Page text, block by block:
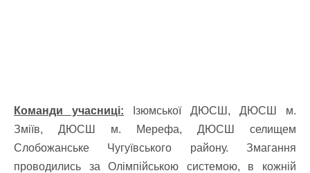
Команди учасниці: Ізюмської ДЮСШ, ДЮСШ м.
Зміїв, ДЮСШ м. Мерефа, ДЮСШ селищем
Слобожанське Чугуївського району. Змагання
проводились за Олімпійською системою, в кожній